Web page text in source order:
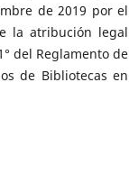
de 2019 por el
la atribución legal
del Reglamento de
de Bibliotecas en